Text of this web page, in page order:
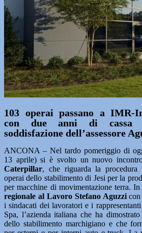
103 operai passano a IMR-
con due anni di cassa
soddisfazione dell’assessore
ANCONA – Nel tardo pomeriggio di
13 aprile) si è svolto un nuovo
Caterpillar, che riguarda la
operai dello stabilimento di Jesi per la
per macchine di movimentazione terra.
regionale al Lavoro Stefano Aguzzicon
i sindacati dei lavoratori e i
Spa, l’azienda italiana che ha dimostrato
dello stabilimento marchigiano e che